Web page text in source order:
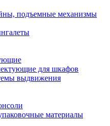
подъемные механизмы
для шкафов
выдвижения
материалы